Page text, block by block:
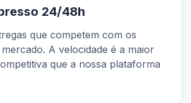
24/48h
que competem com os
A velocidade é a maior
que a nossa plataforma